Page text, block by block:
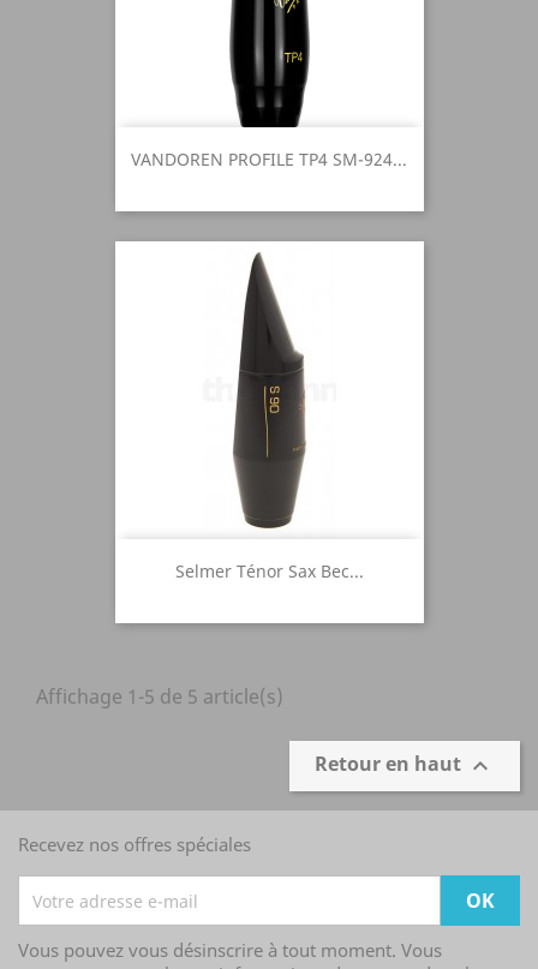
VANDOREN PROFILE TP4 SM-924...
Selmer Ténor Sax Bec...
Affichage 1-5 de 5 article(s)
Retour en haut 
Recevez nos offres spéciales
Vous pouvez vous désinscrire à tout moment. Vous